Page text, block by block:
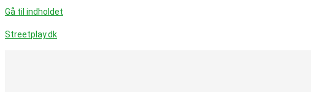
Gå til indholdet
Streetplay.dk